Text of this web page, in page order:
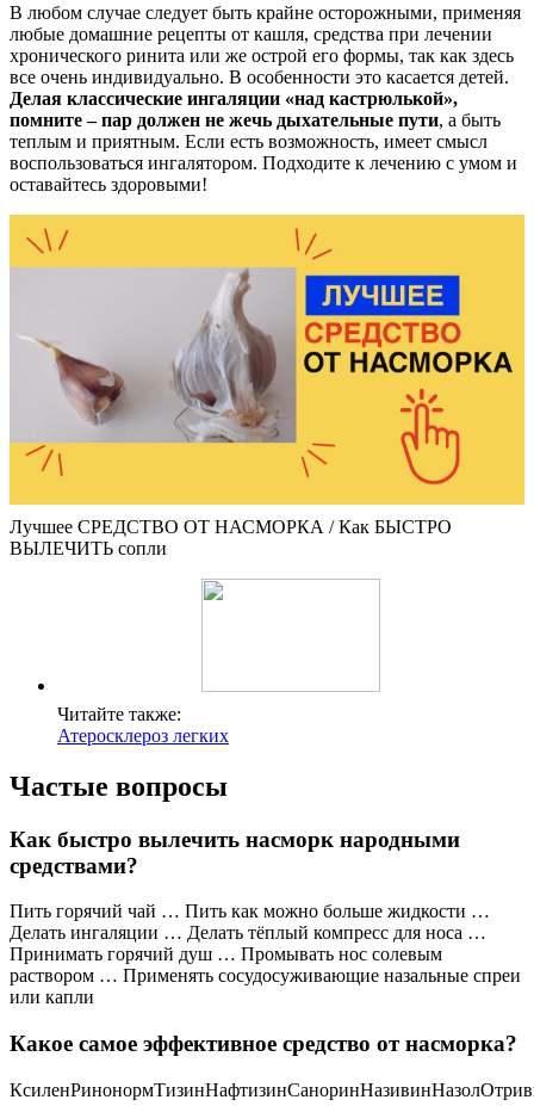
В любом случае следует быть крайне осторожными, применяя
любые домашние рецепты от кашля, средства при лечении
хронического ринита или же острой его формы, так как здесь
все очень индивидуально. В особенности это касается детей.
Делая классические ингаляции «над кастрюлькой»,
помните – пар должен не жечь дыхательные пути, а быть
теплым и приятным. Если есть возможность, имеет смысл
воспользоваться ингалятором. Подходите к лечению с умом и
оставайтесь здоровыми!
Лучшее СРЕДСТВО ОТ НАСМОРКА / Как БЫСТРО
ВЫЛЕЧИТЬ сопли
Читайте также:
Атеросклероз легких
Частые вопросы
Как быстро вылечить насморк народными
средствами?
Пить горячий чай … Пить как можно больше жидкости …
Делать ингаляции … Делать тёплый компресс для носа …
Принимать горячий душ … Промывать нос солевым
раствором … Применять сосудосуживающие назальные спреи
или капли
Какое самое эффективное средство от насморка?